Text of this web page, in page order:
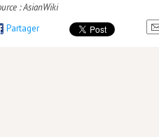
: AsianWiki
Partager